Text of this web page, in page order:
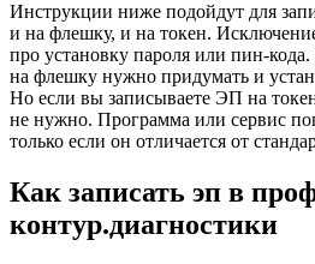
Инструкции ниже подойдут для
и на флешку, и на токен.
про установку пароля или пин-
на флешку нужно придумать и
Но если вы записываете ЭП на
не нужно. Программа или сервис
только если он отличается от
Как записать эп в
контур.диагностики